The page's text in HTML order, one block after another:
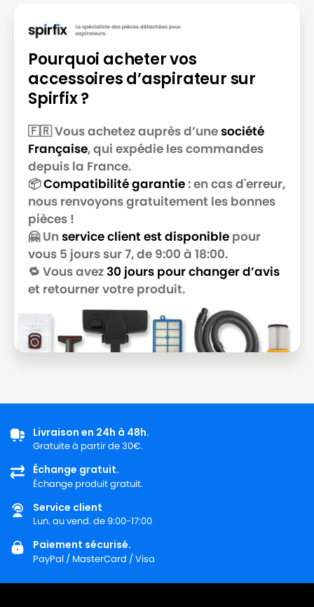
Pourquoi acheter vos
accessoires d’aspirateur sur
Spirfix ?
🇫🇷 Vous achetez auprès d’unesociété
Française, qui expédie les commandes
depuis la France.
📦Compatibilité garantie: en cas d'erreur,
nous renvoyons gratuitement les bonnes
pièces !
🤗 Un service client est disponible pour
vous 5 jours sur 7, de 9:00 à 18:00.
🔁 Vous avez30 jours pour changer d’avis
et retourner votre produit.
Livraison en 24h à 48h.
Gratuite à partir de 30€.
Échange gratuit.
Échange produit gratuit.
Service client
Lun. au vend. de 9:00-17:00
Paiement sécurisé.
PayPal / MasterCard / Visa